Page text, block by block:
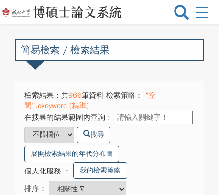
選
換
簡易檢索 / 檢索結果
檢索結果：共966筆資料 檢索策略：
"空
間".ckeyword (精準)
在搜尋的結果範圍內查詢：
搜尋
展開檢索結果的年代分布圖
個人化服務 ： 我的檢索策略
排序：